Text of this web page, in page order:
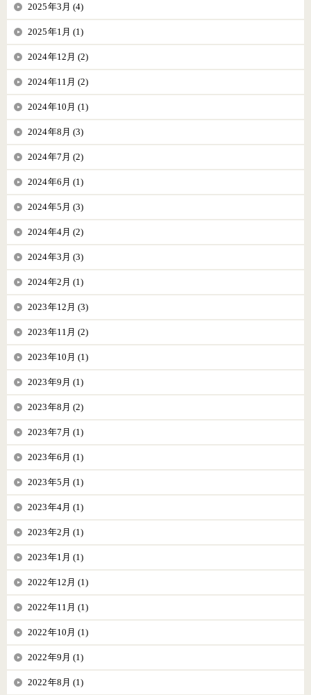
2025年3月 (4)
2025年1月 (1)
2024年12月 (2)
2024年11月 (2)
2024年10月 (1)
2024年8月 (3)
2024年7月 (2)
2024年6月 (1)
2024年5月 (3)
2024年4月 (2)
2024年3月 (3)
2024年2月 (1)
2023年12月 (3)
2023年11月 (2)
2023年10月 (1)
2023年9月 (1)
2023年8月 (2)
2023年7月 (1)
2023年6月 (1)
2023年5月 (1)
2023年4月 (1)
2023年2月 (1)
2023年1月 (1)
2022年12月 (1)
2022年11月 (1)
2022年10月 (1)
2022年9月 (1)
2022年8月 (1)